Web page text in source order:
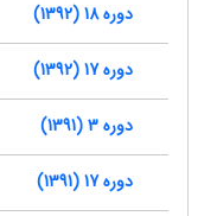
دوره 18 (1392)
دوره 17 (1392)
دوره 3 (1391)
دوره 17 (1391)